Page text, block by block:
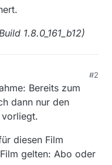
1.8.0_161_b12)
#2
Bereits zum
dann nur den
diesen Film
gelten: Abo oder